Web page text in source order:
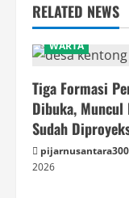
RELATED NEWS
WARTA
Tiga Formasi
Dibuka, Muncul
Sudah
2026